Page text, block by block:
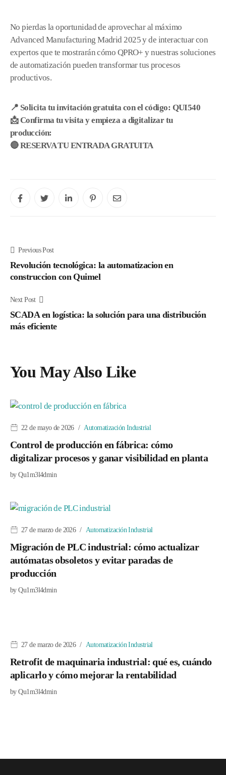
No pierdas la oportunidad de aprovechar al máximo
Advanced Manufacturing Madrid 2025 y de interactuar con
expertos que te mostrarán cómo QPRO+ y nuestras soluciones
de automatización pueden transformar tus procesos
productivos.
📍 Solicita tu invitación gratuita con el código: QUI540
📩 Confirma tu visita y empieza a digitalizar tu
producción:
🔴 RESERVA TU ENTRADA GRATUITA
Previous Post
Revolución tecnológica: la automatizacion en
construccion con Quimel
Next Post
SCADA en logística: la solución para una distribución
más eficiente
You May Also Like
22 de mayo de 2026 Automatización Industrial
Control de producción en fábrica: cómo
digitalizar procesos y ganar visibilidad en planta
by Qu1m3l4dmin
27 de marzo de 2026 Automatización Industrial
Migración de PLC industrial: cómo actualizar
autómatas obsoletos y evitar paradas de
producción
by Qu1m3l4dmin
27 de marzo de 2026 Automatización Industrial
Retrofit de maquinaria industrial: qué es, cuándo
aplicarlo y cómo mejorar la rentabilidad
by Qu1m3l4dmin